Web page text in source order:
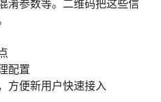
淆参数等。二维码把这些信
配置
方便新用户快速接入